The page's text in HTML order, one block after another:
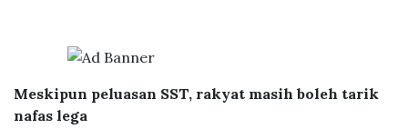
Meskipun peluasan SST, rakyat masih boleh tarik